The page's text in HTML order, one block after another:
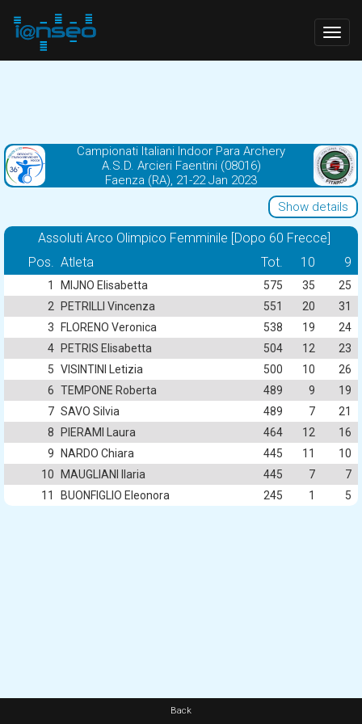
Campionati Italiani Indoor Para Archery
A.S.D. Arcieri Faentini (08016)
Faenza (RA), 21-22 Jan 2023
Show details
Assoluti Arco Olimpico Femminile [Dopo 60 Frecce]
Pos. Atleta Tot. 10 9
1 MIJNO Elisabetta 575 35
25
2
PETRILLI Vincenza 551 20
31
3
FLORENO Veronica 538 19
24
4
PETRIS Elisabetta 504 12
23
5 VISINTINI Letizia 500 10
26
6 TEMPONE Roberta 489 9
19
7 SAVO Silvia 489 7
21
8
PIERAMI Laura 464 12
16
9
NARDO Chiara 445 11
10
10
MAUGLIANI Ilaria 445 7
7
11
BUONFIGLIO Eleonora 245 1 5
Back